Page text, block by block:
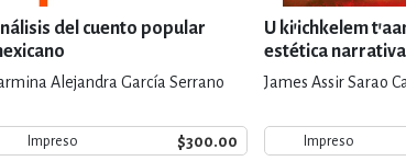
del cuento popular
Alejandra García Serrano
Impreso $300.00
U ki'ichkelem
estética
James Assir Sarao
Impreso